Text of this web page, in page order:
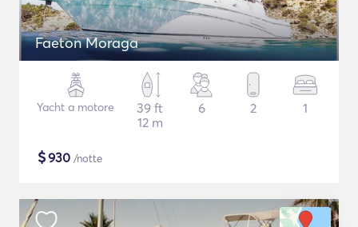
Faeton Moraga
Yacht a motore
39 ft
12 m
6 2 1
$930 /notte